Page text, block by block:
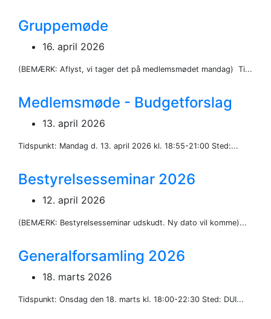
Gruppemøde
16. april 2026
(BEMÆRK: Aflyst, vi tager det på medlemsmødet mandag) Ti...
Medlemsmøde - Budgetforslag
13. april 2026
Tidspunkt: Mandag d. 13. april 2026 kl. 18:55-21:00 Sted:...
Bestyrelsesseminar 2026
12. april 2026
(BEMÆRK: Bestyrelsesseminar udskudt. Ny dato vil komme)...
Generalforsamling 2026
18. marts 2026
Tidspunkt: Onsdag den 18. marts kl. 18:00-22:30 Sted: DUI...